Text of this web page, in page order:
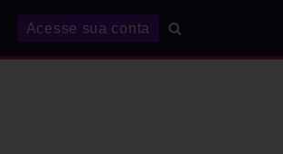
Acesse sua conta